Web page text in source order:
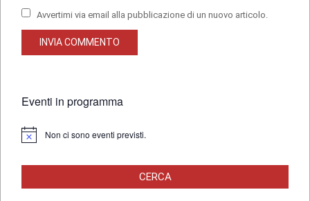
Avvertimi via email alla pubblicazione di un nuovo articolo.
Eventi in programma
Notice Non ci sono eventi previsti.
CERCA